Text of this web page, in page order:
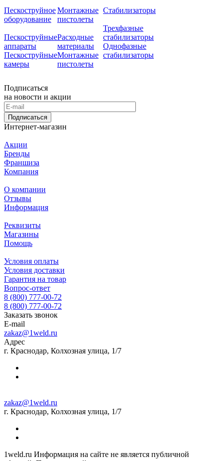
Пескоструйное
оборудование
Пескоструйные
аппараты
Пескоструйные
камеры
Монтажные
пистолеты
Расходные
материалы
Монтажные
пистолеты
Стабилизаторы
Трехфазные
стабилизаторы
Однофазные
стабилизаторы
Подписаться
на новости и акции
Подписаться
Интернет-магазин
Акции
Бренды
Франшиза
Компания
О компании
Отзывы
Информация
Реквизиты
Магазины
Помощь
Условия оплаты
Условия доставки
Гарантия на товар
Вопрос-ответ
8 (800) 777-00-72
8 (800) 777-00-72
Заказать звонок
E-mail
zakaz@1weld.ru
Адрес
г. Краснодар, Колхозная улица, 1/7
zakaz@1weld.ru
г. Краснодар, Колхозная улица, 1/7
1weld.ru Информация на сайте не является публичной